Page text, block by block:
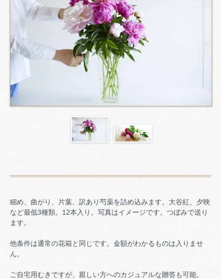
細め、曲がり、片葉、訳あり芍薬を詰め込みます。大谷紅、夕映
など最低3種類。12本入り。写真はイメージです。つぼみで送り
ます。
他条件は通常の花箱と同じです。金額がわかるものは入りませ
ん。
ご自宅用むきですが、親しい方へのカジュアルな贈答も可能。